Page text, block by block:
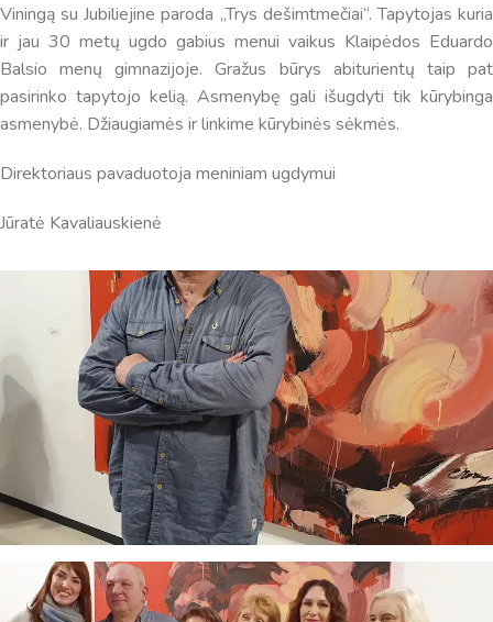
Viningą su Jubiliejine paroda „Trys dešimtmečiai“. Tapytojas kuria
ir jau 30 metų ugdo gabius menui vaikus Klaipėdos Eduardo
Balsio menų gimnazijoje. Gražus būrys abiturientų taip pat
pasirinko tapytojo kelią. Asmenybę gali išugdyti tik kūrybinga
asmenybė. Džiaugiamės ir linkime kūrybinės sėkmės.
Direktoriaus pavaduotoja meniniam ugdymui
Jūratė Kavaliauskienė
Virtualus asistentas E. Balsio gimnazijos DI
Sveiki! Taip, aš esu virtualus. Tačiau dirbtinis intelektas
suteikia man galimybę ne tik analizuoti Jūsų klausimą, bet
dar tobulai atsimenu visą šioje svetainėje pateiktą
informaciją. Jei visgi man pritrūks išmanumo - pateiksiu
Jums reikiamus kontaktus, kur galėsite pasiklausti